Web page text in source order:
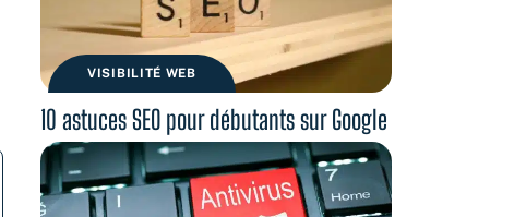
VISIBILITÉ WEB
10 astuces SEO pour débutants sur Google